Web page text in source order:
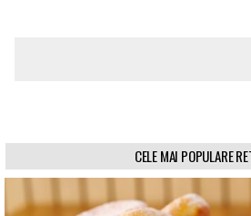
CELE MAI POPULARE